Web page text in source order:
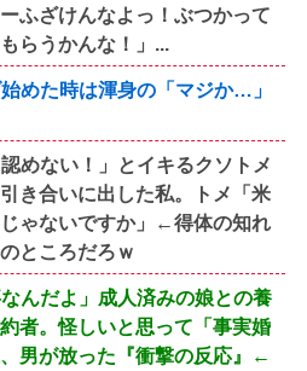
ふざけんなよっ！ぶつかって
らうかんな！」...
めた時は渾身の「マジか…」
めない！」とイキるクソトメ
き合いに出した私。トメ「米
ゃないですか」←得体の知れ
ところだろｗ
んだよ」成人済みの娘との養
者。怪しいと思って「事実婚
男が放った『衝撃の反応』←